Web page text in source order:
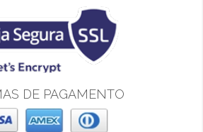
DE PAGAMENTO